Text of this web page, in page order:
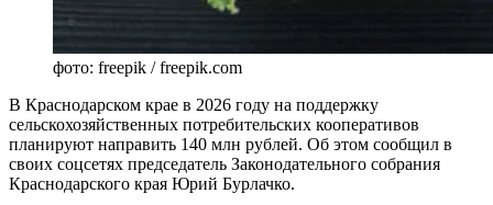
фото: freepik / freepik.com
В Краснодарском крае в 2026 году на поддержку
сельскохозяйственных потребительских кооперативов
планируют направить 140 млн рублей. Об этом сообщил в
своих соцсетях председатель Законодательного собрания
Краснодарского края Юрий Бурлачко.